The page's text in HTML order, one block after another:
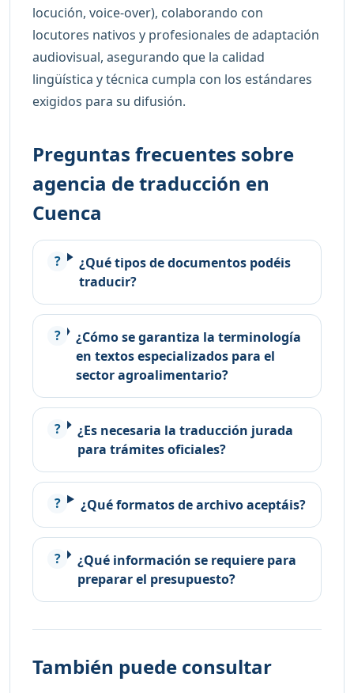
locución, voice-over), colaborando con
locutores nativos y profesionales de adaptación
audiovisual, asegurando que la calidad
lingüística y técnica cumpla con los estándares
exigidos para su difusión.
Preguntas frecuentes sobre
agencia de traducción en
Cuenca
¿Qué tipos de documentos podéis
traducir?
¿Cómo se garantiza la terminología
en textos especializados para el
sector agroalimentario?
¿Es necesaria la traducción jurada
para trámites oficiales?
¿Qué formatos de archivo aceptáis?
¿Qué información se requiere para
preparar el presupuesto?
También puede consultar